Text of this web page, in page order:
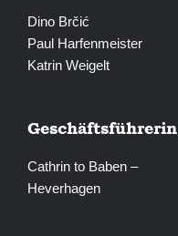
Dino Brčić
Paul Harfenmeister
Katrin Weigelt
Geschäftsführerin
Cathrin to Baben –
Heverhagen